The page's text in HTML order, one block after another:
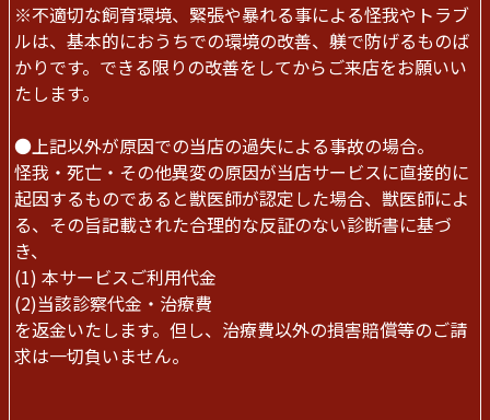
※不適切な飼育環境、緊張や暴れる事による怪我やトラブ
ルは、基本的におうちでの環境の改善、躾で防げるものば
かりです。できる限りの改善をしてからご来店をお願いい
たします。
●上記以外が原因での当店の過失による事故の場合。
怪我・死亡・その他異変の原因が当店サービスに直接的に
起因するものであると獣医師が認定した場合、獣医師によ
る、その旨記載された合理的な反証のない診断書に基づ
き、
(1) 本サービスご利用代金
(2)当該診察代金・治療費
を返金いたします。但し、治療費以外の損害賠償等のご請
求は一切負いません。